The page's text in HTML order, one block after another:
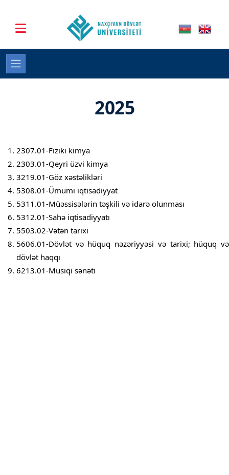
2025
2307.01-Fiziki kimya
2303.01-Qeyri üzvi kimya
3219.01-Göz xəstəlikləri
5308.01-Ümumi iqtisadiyyat
5311.01-Müəssisələrin təşkili və idarə olunması
5312.01-Sahə iqtisadiyyatı
5503.02-Vətən tarixi
5606.01-Dövlət və hüquq nəzəriyyəsi və tarixi; hüquq və
dövlət haqqı
6213.01-Musiqi sənəti